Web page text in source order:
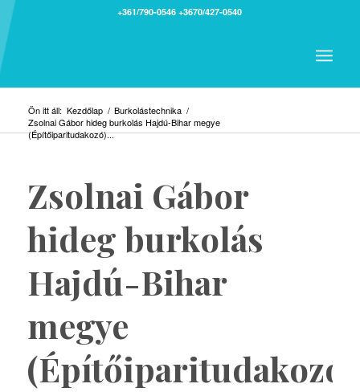
+361/790-0546 +3670/427-0540
Ön itt áll: Kezdőlap / Burkolástechnika /
Zsolnai Gábor hideg burkolás Hajdú-Bihar megye
(Építőiparitudakozó)...
Zsolnai Gábor
hideg burkolás
Hajdú-Bihar
megye
(Építőiparitudakozó)